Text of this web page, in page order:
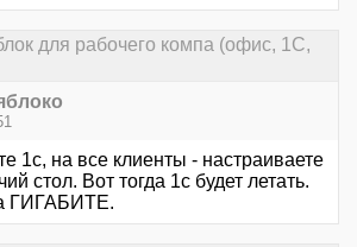
для рабочего компа (офис, 1С,
1с, на все клиенты - настраиваете
стол. Вот тогда 1с будет летать.
ГИГАБИТЕ.